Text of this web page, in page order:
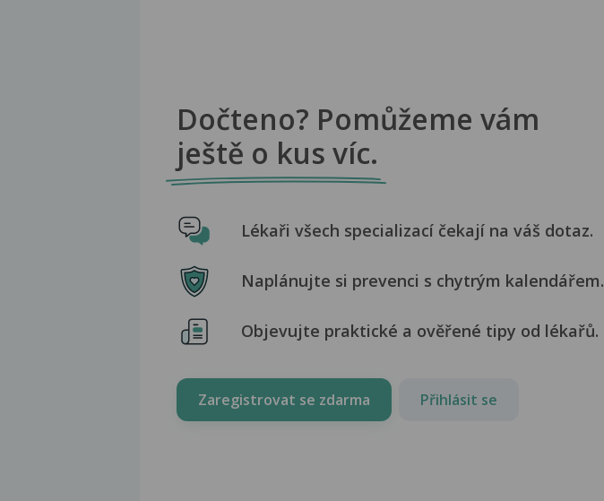
Dočteno? Pomůžeme vám
ještě o kus víc.
Lékaři všech specializací čekají na váš dotaz.
Naplánujte si prevenci s chytrým kalendářem.
Objevujte praktické a ověřené tipy od lékařů.
Zaregistrovat se zdarma Přihlásit se